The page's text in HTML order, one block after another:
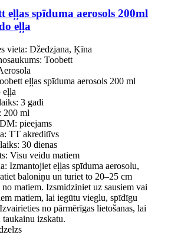
eļļas spīduma aerosols 200ml
eļļa
vieta: Džedzjana, Ķīna
Toobett
eļļas spīduma aerosols 200 ml
eļļa
3 gadi
200 ml
pieejams
TT akreditīvs
30 dienas
Visu veidu matiem
Izmantojiet eļļas spīduma aerosolu,
baloniņu un turiet to 20–25 cm
no matiem. Izsmidziniet uz sausiem vai
matiem, lai iegūtu vieglu, spīdīgu
no pārmērīgas lietošanas, lai
taukainu izskatu.